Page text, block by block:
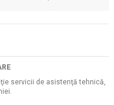
servicii de asistenţă tehnică,